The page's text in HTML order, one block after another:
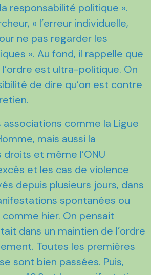
responsabilité politique ».
« l’erreur individuelle,
ne pas regarder les
». Au fond, il rappelle que
est ultra-politique. On
de dire qu’on est contre
comme la Ligue
mais aussi la
et même l’ONU
et les cas de violence
depuis plusieurs jours, dans
spontanées ou
hier. On pensait
dans un maintien de l’ordre
Toutes les premières
sont bien passées. Puis,